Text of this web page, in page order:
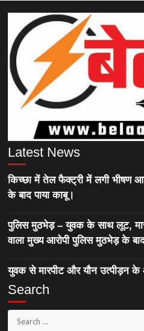
Latest News
किच्छा में तेल फैक्ट्री में लगी भीषण
के बाद पाया काबू।
पुलिस मुठभेड़ – युवक के साथ लूट,
वाला मुख्य आरोपी पुलिस मुठभेड़ के बाद
युवक से मारपीट और यौन उत्पीड़न के
Search
Search